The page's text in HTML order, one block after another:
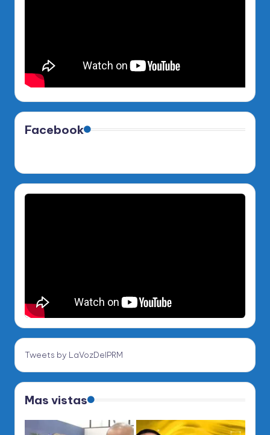
Facebook
Tweets by LaVozDelPRM
Mas vistas